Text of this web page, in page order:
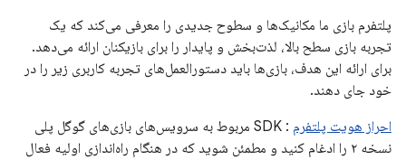
پلتفرم بازی ما مکانیک‌ها و سطوح جدیدی را معرفی می‌کند که یک
تجربه بازی سطح بالا، لذت‌بخش و پایدار را برای بازیکنان ارائه می‌دهد.
برای ارائه این هدف، بازی‌ها باید دستورالعمل‌های تجربه کاربری زیر را در
خود جای دهند.
احراز هویت پلتفرم
: SDK مربوط به سرویس‌های بازی‌های گوگل پلی
نسخه ۲ را ادغام کنید و مطمئن شوید که در هنگام راه‌اندازی اولیه فعال